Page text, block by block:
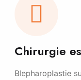
Chirurgie
Blepharoplastie